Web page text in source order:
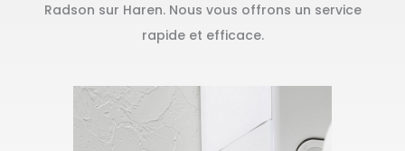
Radson sur Haren. Nous vous offrons un service
rapide et efficace.